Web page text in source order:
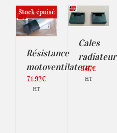
Stock épuisé
Résistance
motoventilateur
74,92€
HT
AU
PANIER
/
DÉTAILS
Cales
radiateur
9,67€
HT
AU
PANIER
/